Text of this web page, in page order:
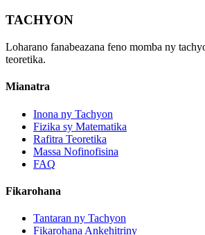
TACHYON
Loharano fanabeazana feno momba ny
teoretika.
Mianatra
Inona ny Tachyon
Fizika sy Matematika
Rafitra Teoretika
Massa Nofinofisina
FAQ
Fikarohana
Tantaran ny Tachyon
Fikarohana Ankehitriny